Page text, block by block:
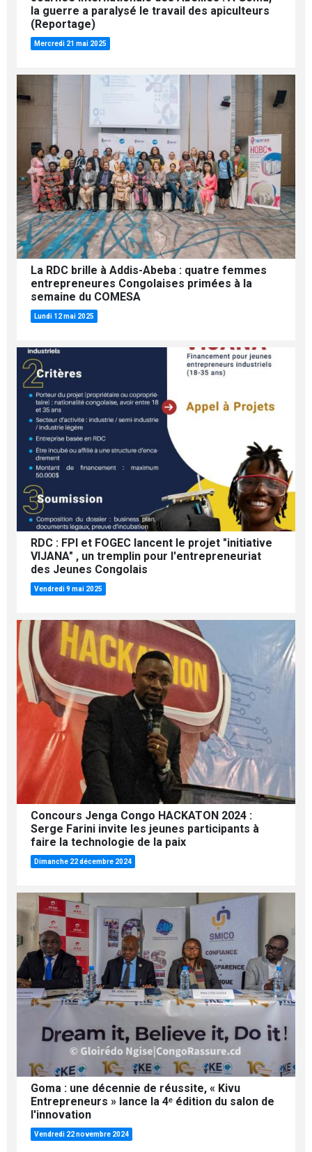
la guerre a paralysé le travail des apiculteurs
(Reportage)
Mercredi 21 mai 2025
La RDC brille à Addis-Abeba : quatre femmes
entrepreneures Congolaises primées à la
semaine du COMESA
Lundi 12 mai 2025
RDC : FPI et FOGEC lancent le projet "initiative
VIJANA" , un tremplin pour l'entrepreneuriat
des Jeunes Congolais
Vendredi 9 mai 2025
Concours Jenga Congo HACKATON 2024 :
Serge Farini invite les jeunes participants à
faire la technologie de la paix
Dimanche 22 décembre 2024
Goma : une décennie de réussite, « Kivu
Entrepreneurs » lance la 4ᵉ édition du salon de
l'innovation
Vendredi 22 novembre 2024